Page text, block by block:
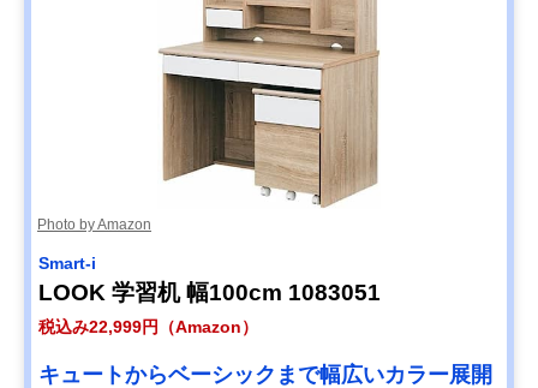
Photo by Amazon
Smart-i
LOOK 学習机 幅100cm 1083051
税込み22,999円（Amazon）
キュートからベーシックまで幅広いカラー展開